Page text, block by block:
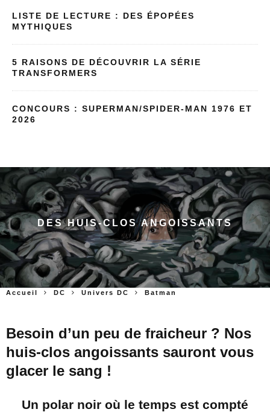
LISTE DE LECTURE : DES ÉPOPÉES
MYTHIQUES
5 RAISONS DE DÉCOUVRIR LA SÉRIE
TRANSFORMERS
CONCOURS : SUPERMAN/SPIDER-MAN 1976 ET
2026
DES HUIS-CLOS ANGOISSANTS
Accueil DC Univers DC Batman
Besoin d’un peu de fraicheur ? Nos
huis-clos angoissants sauront vous
glacer le sang !
Un polar noir où le temps est compté